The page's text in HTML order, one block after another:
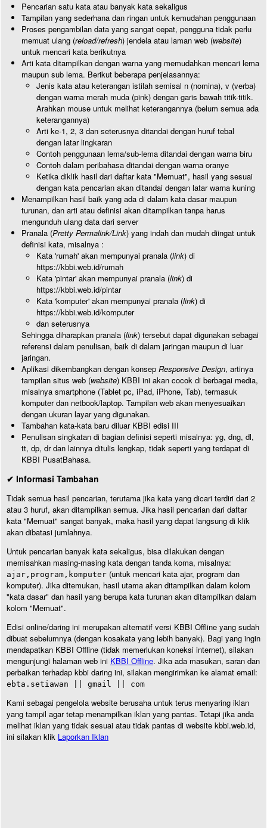
Pencarian satu kata atau banyak kata sekaligus
Tampilan yang sederhana dan ringan untuk kemudahan penggunaan
Proses pengambilan data yang sangat cepat, pengguna tidak perlu
memuat ulang (reload/refresh) jendela atau laman web (website)
untuk mencari kata berikutnya
Arti kata ditampilkan dengan warna yang memudahkan mencari lema
maupun sub lema. Berikut beberapa penjelasannya:
Jenis kata atau keterangan istilah semisal n (nomina), v (verba)
dengan warna merah muda (pink) dengan garis bawah titik-titik.
Arahkan mouse untuk melihat keterangannya (belum semua ada
keterangannya)
Arti ke-1, 2, 3 dan seterusnya ditandai dengan huruf tebal
dengan latar lingkaran
Contoh penggunaan lema/sub-lema ditandai dengan warna biru
Contoh dalam peribahasa ditandai dengan warna oranye
Ketika diklik hasil dari daftar kata "Memuat", hasil yang sesuai
dengan kata pencarian akan ditandai dengan latar warna kuning
Menampilkan hasil baik yang ada di dalam kata dasar maupun
turunan, dan arti atau definisi akan ditampilkan tanpa harus
mengunduh ulang data dari server
Pranala (Pretty Permalink/Link) yang indah dan mudah diingat untuk
definisi kata, misalnya :
Kata 'rumah' akan mempunyai pranala (link) di
https://kbbi.web.id/rumah
Kata 'pintar' akan mempunyai pranala (link) di
https://kbbi.web.id/pintar
Kata 'komputer' akan mempunyai pranala (link) di
https://kbbi.web.id/komputer
dan seterusnya
Sehingga diharapkan pranala (link) tersebut dapat digunakan sebagai
referensi dalam penulisan, baik di dalam jaringan maupun di luar
jaringan.
Aplikasi dikembangkan dengan konsep Responsive Design, artinya
tampilan situs web (website) KBBI ini akan cocok di berbagai media,
misalnya smartphone (Tablet pc, iPad, iPhone, Tab), termasuk
komputer dan netbook/laptop. Tampilan web akan menyesuaikan
dengan ukuran layar yang digunakan.
Tambahan kata-kata baru diluar KBBI edisi III
Penulisan singkatan di bagian definisi seperti misalnya: yg, dng, dl,
tt, dp, dr dan lainnya ditulis lengkap, tidak seperti yang terdapat di
KBBI PusatBahasa.
✔ Informasi Tambahan
Tidak semua hasil pencarian, terutama jika kata yang dicari terdiri dari 2
atau 3 huruf, akan ditampilkan semua. Jika hasil pencarian dari daftar
kata "Memuat" sangat banyak, maka hasil yang dapat langsung di klik
akan dibatasi jumlahnya.
Untuk pencarian banyak kata sekaligus, bisa dilakukan dengan
memisahkan masing-masing kata dengan tanda koma, misalnya:
ajar,program,komputer (untuk mencari kata ajar, program dan
komputer). Jika ditemukan, hasil utama akan ditampilkan dalam kolom
"kata dasar" dan hasil yang berupa kata turunan akan ditampilkan dalam
kolom "Memuat".
Edisi online/daring ini merupakan alternatif versi KBBI Offline yang sudah
dibuat sebelumnya (dengan kosakata yang lebih banyak). Bagi yang ingin
mendapatkan KBBI Offline (tidak memerlukan koneksi internet), silakan
mengunjungi halaman web ini KBBI Offline. Jika ada masukan, saran dan
perbaikan terhadap kbbi daring ini, silakan mengirimkan ke alamat email:
ebta.setiawan || gmail || com
Kami sebagai pengelola website berusaha untuk terus menyaring iklan
yang tampil agar tetap menampilkan iklan yang pantas. Tetapi jika anda
melihat iklan yang tidak sesuai atau tidak pantas di website kbbi.web.id,
ini silakan klik Laporkan Iklan